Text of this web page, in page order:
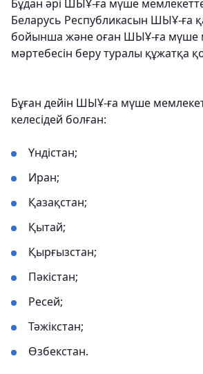
Бұдан әрі ШЫҰ-ға мүше
Беларусь Республикасын ШЫҰ-ға
бойынша және оған ШЫҰ-ға мүше
мәртебесін беру туралы құжатқа
Бұған дейін ШЫҰ-ға мүше
келесідей болған:
Үндістан;
Иран;
Қазақстан;
Қытай;
Қырғызстан;
Пәкістан;
Ресей;
Тәжікстан;
Өзбекстан.